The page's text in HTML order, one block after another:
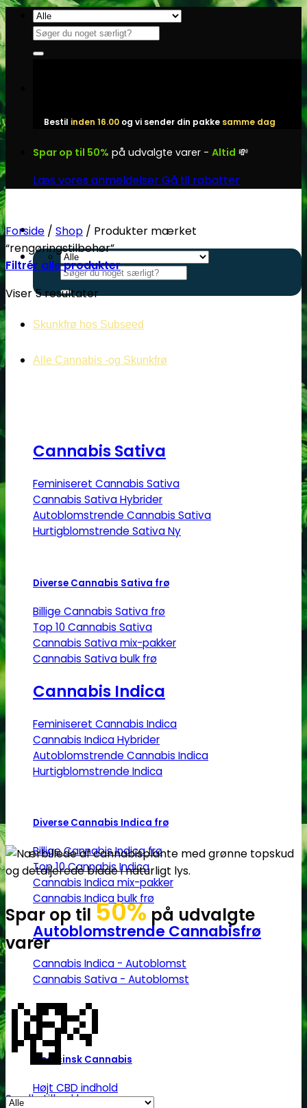
Fortsæt
indhold
Søg
efter:
Bestil inden 16.00 og vi sender din pakke samme dag
Spar op til 50% på udvalgte varer - Altid 💸
Læs vores anmeldelserGå til rabatter
Søg
efter:
Skunkfrø hos Subseed
Alle Cannabis -og Skunkfrø
Cannabis Sativa
Feminiseret Cannabis Sativa
Cannabis Sativa Hybrider
Autoblomstrende Cannabis Sativa
Hurtigblomstrende Sativa
Diverse Cannabis Sativa frø
Billige Cannabis Sativa frø
Top 10 Cannabis Sativa
Cannabis Sativa mix-pakker
Cannabis Sativa bulk frø
Cannabis Indica
Feminiseret Cannabis Indica
Cannabis Indica Hybrider
Autoblomstrende Cannabis Indica
Hurtigblomstrende Indica
Diverse Cannabis Indica frø
Billige Cannabis Indica frø
Top 10 Cannabis Indica
Cannabis Indica mix-pakker
Cannabis Indica bulk frø
Autoblomstrende Cannabisfrø
Cannabis Indica - Autoblomst
Cannabis Sativa - Autoblomst
Medicinsk Cannabis
Højt CBD indhold
Forside / Shop / Produkter mærket
“rengøringstilbehør”
Filtrér alle produkter
Viser 5 resultater
Spar op til 50% på udvalgte
varer
💸
Se alle tilbud her